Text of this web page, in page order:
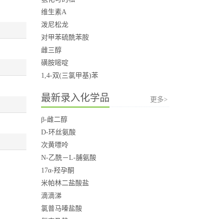
维生素A
泼尼松龙
对甲苯硫酰苯胺
雌三醇
磺胺嘧啶
1,4-双(三氯甲基)苯
最新录入化学品 更多>
β-雌二醇
D-环丝氨酸
次黄嘌呤
N-乙酰－L-脯氨酸
17α-羟孕酮
米帕林二盐酸盐
滴滴涕
氯普马嗪盐酸